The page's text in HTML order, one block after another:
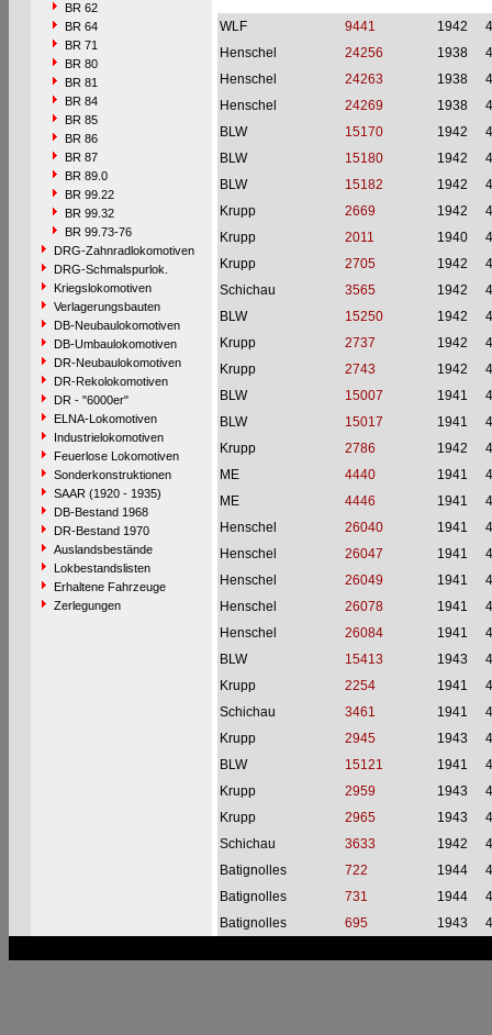
BR 62
BR 64
BR 71
BR 80
BR 81
BR 84
BR 85
BR 86
BR 87
BR 89.0
BR 99.22
BR 99.32
BR 99.73-76
DRG-Zahnradlokomotiven
DRG-Schmalspurlok.
Kriegslokomotiven
Verlagerungsbauten
DB-Neubaulokomotiven
DB-Umbaulokomotiven
DR-Neubaulokomotiven
DR-Rekolokomotiven
DR - "6000er"
ELNA-Lokomotiven
Industrielokomotiven
Feuerlose Lokomotiven
Sonderkonstruktionen
SAAR (1920 - 1935)
DB-Bestand 1968
DR-Bestand 1970
Auslandsbestände
Lokbestandslisten
Erhaltene Fahrzeuge
Zerlegungen
WLF 9441 1942
Henschel
24256 1938
Henschel
24263 1938
Henschel
24269 1938
BLW
15170 1942
BLW
15180 1942
BLW
15182 1942
Krupp
2669 1942
Krupp
2011 1940
Krupp
2705 1942
Schichau
3565 1942
BLW
15250 1942
Krupp
2737 1942
Krupp
2743 1942
BLW
15007 1941
BLW
15017 1941
Krupp
2786 1942
ME
4440 1941
ME
4446 1941
Henschel
26040 1941
Henschel
26047 1941
Henschel
26049 1941
Henschel
26078 1941
Henschel
26084 1941
BLW
15413 1943
Krupp
2254 1941
Schichau
3461 1941
Krupp
2945 1943
BLW
15121 1941
Krupp
2959 1943
Krupp
2965 1943
Schichau
3633 1942
Batignolles
722 1944
Batignolles
731 1944
Batignolles
695 1943